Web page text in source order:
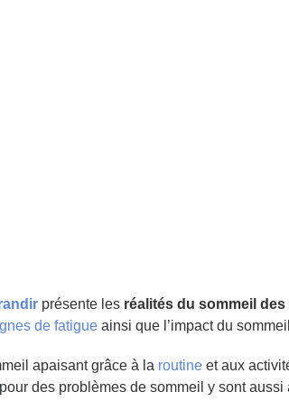
présente les réalités du sommeil
de fatigue ainsi que l’impact du
apaisant grâce à la routine et aux
pour des problèmes de sommeil y sont aussi